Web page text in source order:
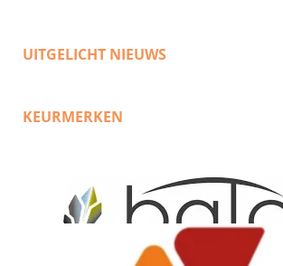
UITGELICHT NIEUWS
KEURMERKEN